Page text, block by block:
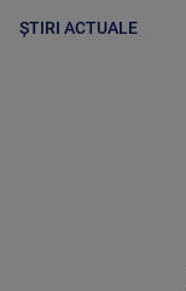
ȘTIRI ACTUALE